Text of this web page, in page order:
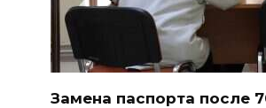
Замена паспорта после